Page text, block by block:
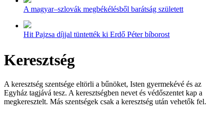
A magyar–szlovák megbékélésből barátság született
Hit Pajzsa díjjal tüntették ki Erdő Péter bíborost
Keresztség
A keresztség szentsége eltörli a bűnöket, Isten gyermekévé és az
Egyház tagjává tesz. A keresztségben nevet és védőszentet kap a
megkeresztelt. Más szentségek csak a keresztség után vehetők fel.